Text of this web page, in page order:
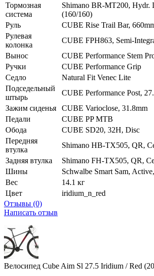
Тормозная
система
Shimano BR-MT200, Hydr.
(160/160)
Руль
CUBE Rise Trail Bar,
Рулевая
колонка
CUBE FPH863, Semi-
Вынос
CUBE Performance Stem
Ручки
CUBE Performance Grip
Седло
Natural Fit Venec Lite
Подседельный
штырь
CUBE Performance Post,
Зажим сиденья
CUBE Varioclose, 31.8mm
Педали
CUBE PP MTB
Обода
CUBE SD20, 32H, Disc
Передняя
втулка
Shimano HB-TX505, QR,
Задняя втулка
Shimano FH-TX505, QR,
Шины
Schwalbe Smart Sam,
Вес
14.1 кг
Цвет
iridium_n_red
Отзывы (0)
Написать отзыв
Велосипед Cube Aim Sl 27.5 Iridium / Red